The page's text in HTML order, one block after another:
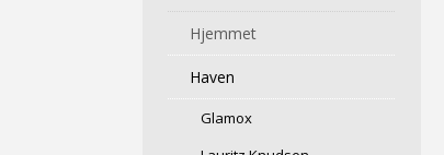
Hjemmet
Haven
Glamox